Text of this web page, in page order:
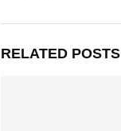
RELATED POSTS